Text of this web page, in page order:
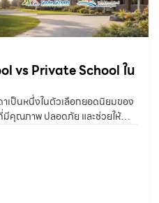
vs Private School ใน
เป็นหนึ่งในตัวเลือกยอดนิยมของ
มีคุณภาพ ปลอดภัย และช่วยให้
วดล้อมจริง แต่คำถามที่น้องๆ